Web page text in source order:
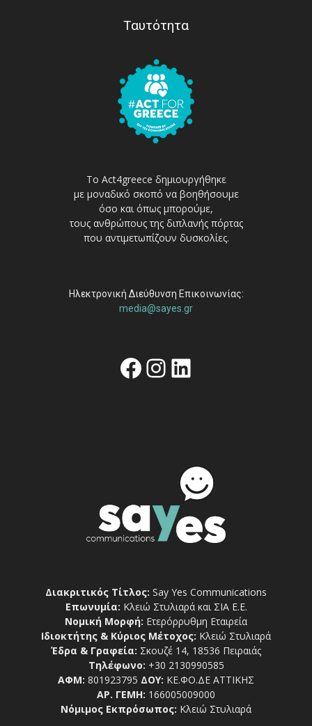
Ταυτότητα
Το Act4greece δημιουργήθηκε
με μοναδικό σκοπό να βοηθήσουμε
όσο και όπως μπορούμε,
τους ανθρώπους της διπλανής πόρτας
που αντιμετωπίζουν δυσκολίες.
Ηλεκτρονική Διεύθυνση Επικοινωνίας:
media@sayes.gr
Facebook
Instagram
Linkedin
Διακριτικός Τίτλος: Say Yes Communications
Επωνυμία: Κλειώ Στυλιαρά και ΣΙΑ Ε.Ε.
Νομική Μορφή: Ετερόρρυθμη Εταιρεία
Ιδιοκτήτης & Κύριος Μέτοχος: Κλειώ Στυλιαρά
Έδρα & Γραφεία: Σκουζέ 14, 18536 Πειραιάς
Τηλέφωνο: +30 2130990585
ΑΦΜ: 801923795 ΔΟΥ: ΚΕ.ΦΟ.ΔΕ ΑΤΤΙΚΗΣ
ΑΡ. ΓΕΜΗ: 166005009000
Νόμιμος Εκπρόσωπος: Κλειώ Στυλιαρά